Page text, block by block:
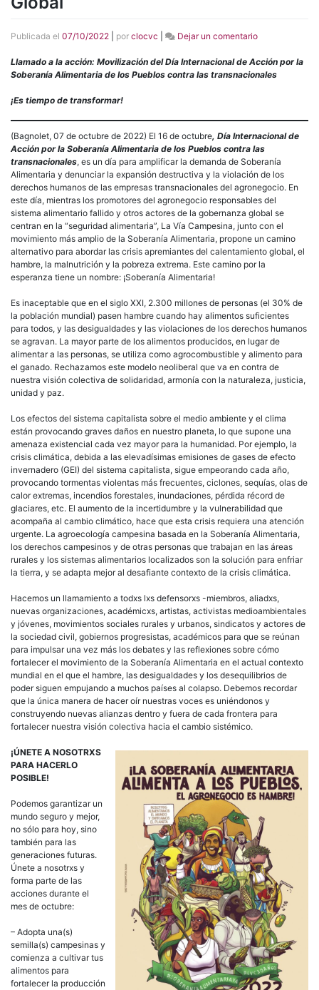
Publicada el 07/10/2022 por clocvc Dejar un comentarioen
|
Construir
alianzas
para
fortalecer
el
movimiento
por
la
Soberanía
Alimentaria
–
Llamado
Acción
Global
Llamado a la acción: Movilización del Día Internacional de Acción por la
Soberanía Alimentaria de los Pueblos contra las transnacionales
¡Es tiempo de transformar!
(Bagnolet, 07 de octubre de 2022) El 16 de octubre, Día Internacional de
Acción por la Soberanía Alimentaria de los Pueblos contra las
transnacionales, es un día para amplificar la demanda de Soberanía
Alimentaria y denunciar la expansión destructiva y la violación de los
derechos humanos de las empresas transnacionales del agronegocio. En
este día, mientras los promotores del agronegocio responsables del
sistema alimentario fallido y otros actores de la gobernanza global se
centran en la “seguridad alimentaria”, La Vía Campesina, junto con el
movimiento más amplio de la Soberanía Alimentaria, propone un camino
alternativo para abordar las crisis apremiantes del calentamiento global, el
hambre, la malnutrición y la pobreza extrema. Este camino por la
esperanza tiene un nombre: ¡Soberanía Alimentaria!
Es inaceptable que en el siglo XXI, 2.300 millones de personas (el 30% de
la población mundial) pasen hambre cuando hay alimentos suficientes
para todos, y las desigualdades y las violaciones de los derechos humanos
se agravan. La mayor parte de los alimentos producidos, en lugar de
alimentar a las personas, se utiliza como agrocombustible y alimento para
el ganado. Rechazamos este modelo neoliberal que va en contra de
nuestra visión colectiva de solidaridad, armonía con la naturaleza, justicia,
unidad y paz.
Los efectos del sistema capitalista sobre el medio ambiente y el clima
están provocando graves daños en nuestro planeta, lo que supone una
amenaza existencial cada vez mayor para la humanidad. Por ejemplo, la
crisis climática, debida a las elevadísimas emisiones de gases de efecto
invernadero (GEI) del sistema capitalista, sigue empeorando cada año,
provocando tormentas violentas más frecuentes, ciclones, sequías, olas de
calor extremas, incendios forestales, inundaciones, pérdida récord de
glaciares, etc. El aumento de la incertidumbre y la vulnerabilidad que
acompaña al cambio climático, hace que esta crisis requiera una atención
urgente. La agroecología campesina basada en la Soberanía Alimentaria,
los derechos campesinos y de otras personas que trabajan en las áreas
rurales y los sistemas alimentarios localizados son la solución para enfriar
la tierra, y se adapta mejor al desafiante contexto de la crisis climática.
Hacemos un llamamiento a todxs lxs defensorxs -miembros, aliadxs,
nuevas organizaciones, académicxs, artistas, activistas medioambientales
y jóvenes, movimientos sociales rurales y urbanos, sindicatos y actores de
la sociedad civil, gobiernos progresistas, académicos para que se reúnan
para impulsar una vez más los debates y las reflexiones sobre cómo
fortalecer el movimiento de la Soberanía Alimentaria en el actual contexto
mundial en el que el hambre, las desigualdades y los desequilibrios de
poder siguen empujando a muchos países al colapso. Debemos recordar
que la única manera de hacer oír nuestras voces es uniéndonos y
construyendo nuevas alianzas dentro y fuera de cada frontera para
fortalecer nuestra visión colectiva hacia el cambio sistémico.
¡ÚNETE A NOSOTRXS
PARA HACERLO
POSIBLE!
Podemos garantizar un
mundo seguro y mejor,
no sólo para hoy, sino
también para las
generaciones futuras.
Únete a nosotrxs y
forma parte de las
acciones durante el
mes de octubre:
– Adopta una(s)
semilla(s) campesinas y
comienza a cultivar tus
alimentos para
fortalecer la producción